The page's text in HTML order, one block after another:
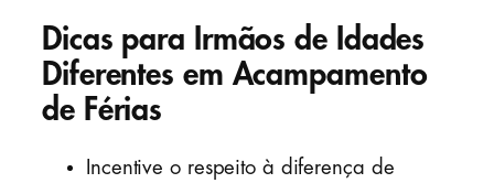
Dicas para Irmãos de Idades
Diferentes em Acampamento
de Férias
Incentive o respeito à diferença de